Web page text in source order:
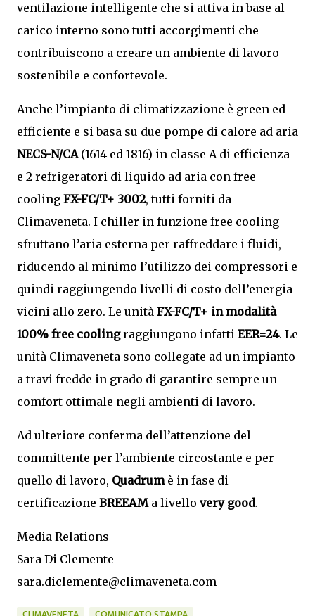
ventilazione intelligente che si attiva in base al
carico interno sono tutti accorgimenti che
contribuiscono a creare un ambiente di lavoro
sostenibile e confortevole.
Anche l’impianto di climatizzazione è green ed
efficiente e si basa su due pompe di calore ad aria
NECS-N/CA(1614 ed 1816) in classe A di efficienza
e 2 refrigeratori di liquido ad aria con free
cooling FX-FC/T+ 3002, tutti forniti da
Climaveneta. I chiller in funzione free cooling
sfruttano l’aria esterna per raffreddare i fluidi,
riducendo al minimo l’utilizzo dei compressori e
quindi raggiungendo livelli di costo dell’energia
vicini allo zero. Le unità FX-FC/T+ in modalità
100% free coolingraggiungono infatti EER=24. Le
unità Climaveneta sono collegate ad un impianto
a travi fredde in grado di garantire sempre un
comfort ottimale negli ambienti di lavoro.
Ad ulteriore conferma dell’attenzione del
committente per l’ambiente circostante e per
quello di lavoro, Quadrumè in fase di
certificazione BREEAMa livello very good.
Media Relations
Sara Di Clemente
sara.diclemente@climaveneta.com